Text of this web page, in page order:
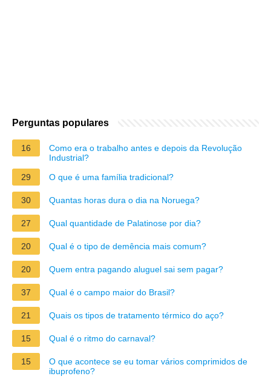
Perguntas populares
16
Como era o trabalho antes e depois da Revolução
Industrial?
29
O que é uma família tradicional?
30 Quantas horas dura o dia na Noruega?
27 Qual quantidade de Palatinose por dia?
20 Qual é o tipo de demência mais comum?
20 Quem entra pagando aluguel sai sem pagar?
37 Qual é o campo maior do Brasil?
21 Quais os tipos de tratamento térmico do aço?
15 Qual é o ritmo do carnaval?
15
O que acontece se eu tomar vários comprimidos de
ibuprofeno?